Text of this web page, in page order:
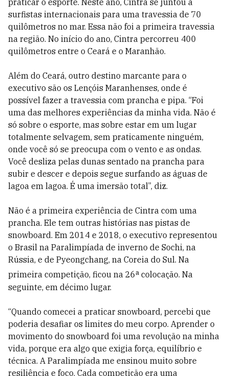
praticar o esporte. Neste ano, Cintra se juntou a
surfistas internacionais para uma travessia de 70
quilômetros no mar. Essa não foi a primeira travessia
na região. No início do ano, Cintra percorreu 400
quilômetros entre o Ceará e o Maranhão.
Além do Ceará, outro destino marcante para o
executivo são os Lençóis Maranhenses, onde é
possível fazer a travessia com prancha e pipa. “Foi
uma das melhores experiências da minha vida. Não é
só sobre o esporte, mas sobre estar em um lugar
totalmente selvagem, sem praticamente ninguém,
onde você só se preocupa com o vento e as ondas.
Você desliza pelas dunas sentado na prancha para
subir e descer e depois segue surfando as águas de
lagoa em lagoa. É uma imersão total”, diz.
Não é a primeira experiência de Cintra com uma
prancha. Ele tem outras histórias nas pistas de
snowboard. Em 2014 e 2018, o executivo representou
o Brasil na Paralimpíada de inverno de Sochi, na
Rússia, e de Pyeongchang, na Coreia do Sul. Na
primeira competição, ficou na 26a colocação. Na
seguinte, em décimo lugar.
“Quando comecei a praticar snowboard, percebi que
poderia desafiar os limites do meu corpo. Aprender o
movimento do snowboard foi uma revolução na minha
vida, porque era algo que exigia força, equilíbrio e
técnica. A Paralimpíada me ensinou muito sobre
resiliência e foco. Cada competição era uma